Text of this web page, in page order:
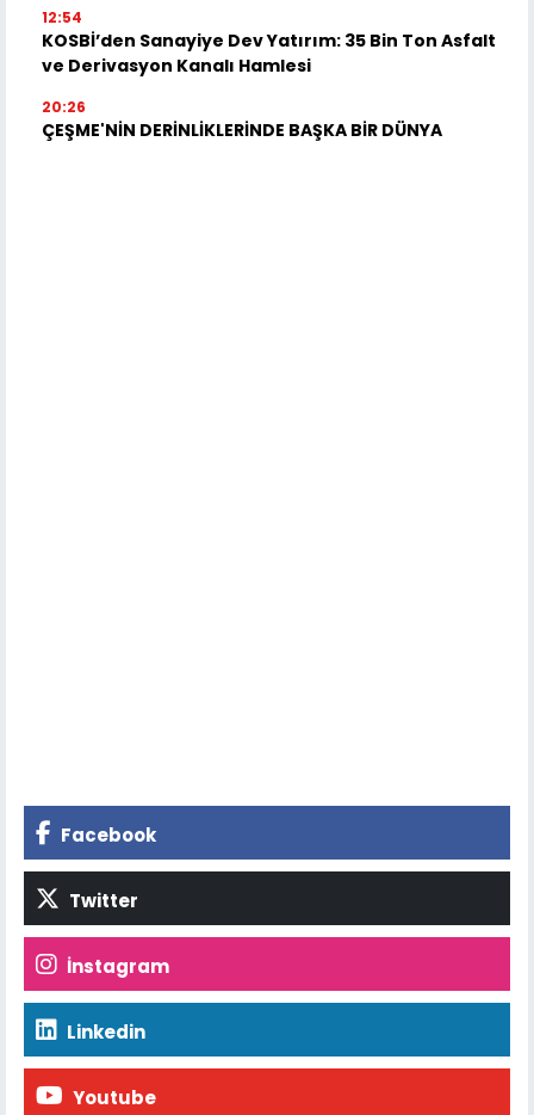
12:54
KOSBİ’den Sanayiye Dev Yatırım: 35 Bin Ton Asfalt
ve Derivasyon Kanalı Hamlesi
20:26
ÇEŞME'NİN DERİNLİKLERİNDE BAŞKA BİR DÜNYA
Facebook
Twitter
İnstagram
Linkedin
Youtube